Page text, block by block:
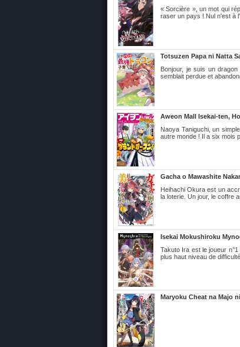
« Sorcière », un mot qui
raser un pays ! Nul n'est à
Totsuzen Papa ni Natta
Bonjour, je suis un
semblait perdue et
Aweon Mall Isekai-ten,
Naoya Taniguchi, un
autre monde ! Il a six mois
Gacha o Mawashite
Heihachi Okura est un
la loterie. Un jour, le coffre
Isekai Mokushiroku
Takuto Ira est le joueur
plus haut niveau de
Maryoku Cheat na Majo